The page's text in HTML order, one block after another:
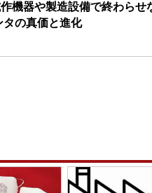
作機器や製造設備で終わら
タの真価と進化